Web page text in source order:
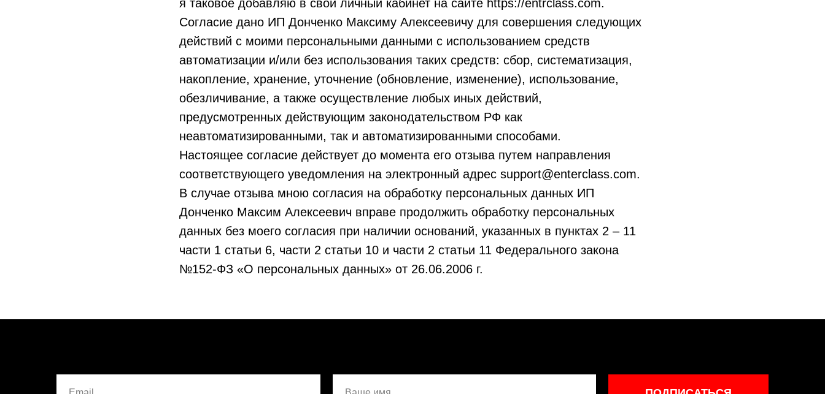
я таковое добавляю в свой личный кабинет на сайте https://entrclass.com.
Согласие дано ИП Донченко Максиму Алексеевичу для совершения следующих
действий с моими персональными данными с использованием средств
автоматизации и/или без использования таких средств: сбор, систематизация,
накопление, хранение, уточнение (обновление, изменение), использование,
обезличивание, а также осуществление любых иных действий,
предусмотренных действующим законодательством РФ как
неавтоматизированными, так и автоматизированными способами.
Настоящее согласие действует до момента его отзыва путем направления
соответствующего уведомления на электронный адрес support@enterclass.com.
В случае отзыва мною согласия на обработку персональных данных ИП
Донченко Максим Алексеевич вправе продолжить обработку персональных
данных без моего согласия при наличии оснований, указанных в пунктах 2 – 11
части 1 статьи 6, части 2 статьи 10 и части 2 статьи 11 Федерального закона
№152-ФЗ «О персональных данных» от 26.06.2006 г.